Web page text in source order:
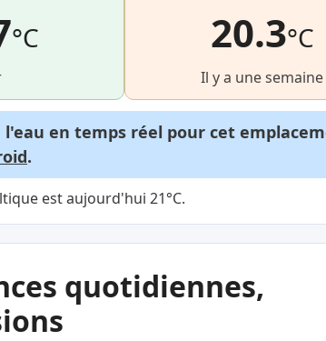
°C 20.3°C
Il y a une semaine
en temps réel pour cet
.
est aujourd'hui 21°C.
quotidiennes,